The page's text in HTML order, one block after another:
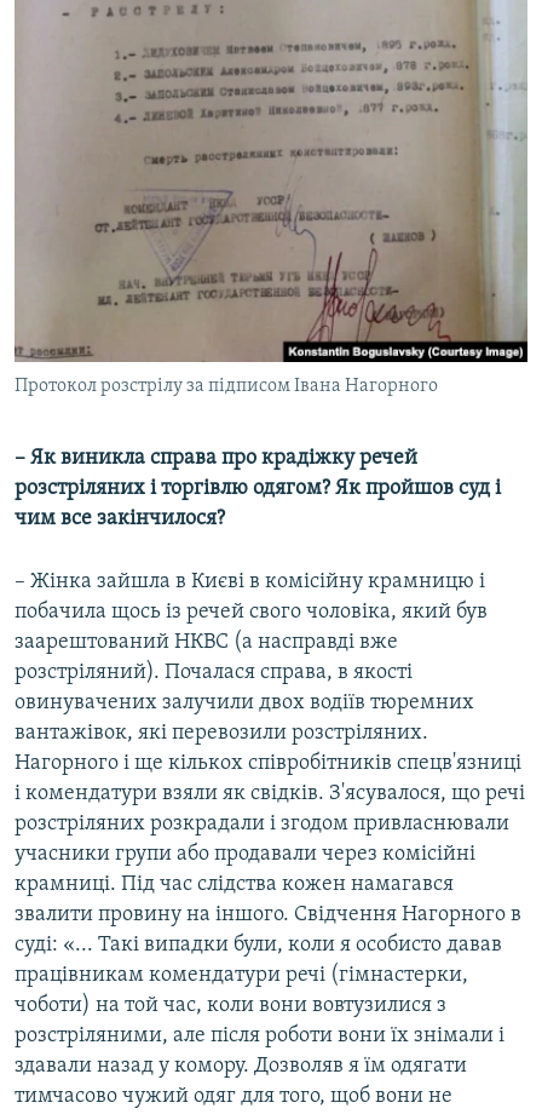
Протокол розстрілу за підписом Івана Нагорного
– Як виникла справа про крадіжку речей
розстріляних і торгівлю одягом? Як пройшов суд і
чим все закінчилося?
– Жінка зайшла в Києві в комісійну крамницю і
побачила щось із речей свого чоловіка, який був
заарештований НКВС (а насправді вже
розстріляний). Почалася справа, в якості
овинувачених залучили двох водіїв тюремних
вантажівок, які перевозили розстріляних.
Нагорного і ще кількох співробітників спецв'язниці
і комендатури взяли як свідків. З'ясувалося, що речі
розстріляних розкрадали і згодом привласнювали
учасники групи або продавали через комісійні
крамниці. Під час слідства кожен намагався
звалити провину на іншого. Свідчення Нагорного в
суді: «... Такі випадки були, коли я особисто давав
працівникам комендатури речі (гімнастерки,
чоботи) на той час, коли вони вовтузилися з
розстріляними, але після роботи вони їх знімали і
здавали назад у комору. Дозволяв я їм одягати
тимчасово чужий одяг для того, щоб вони не